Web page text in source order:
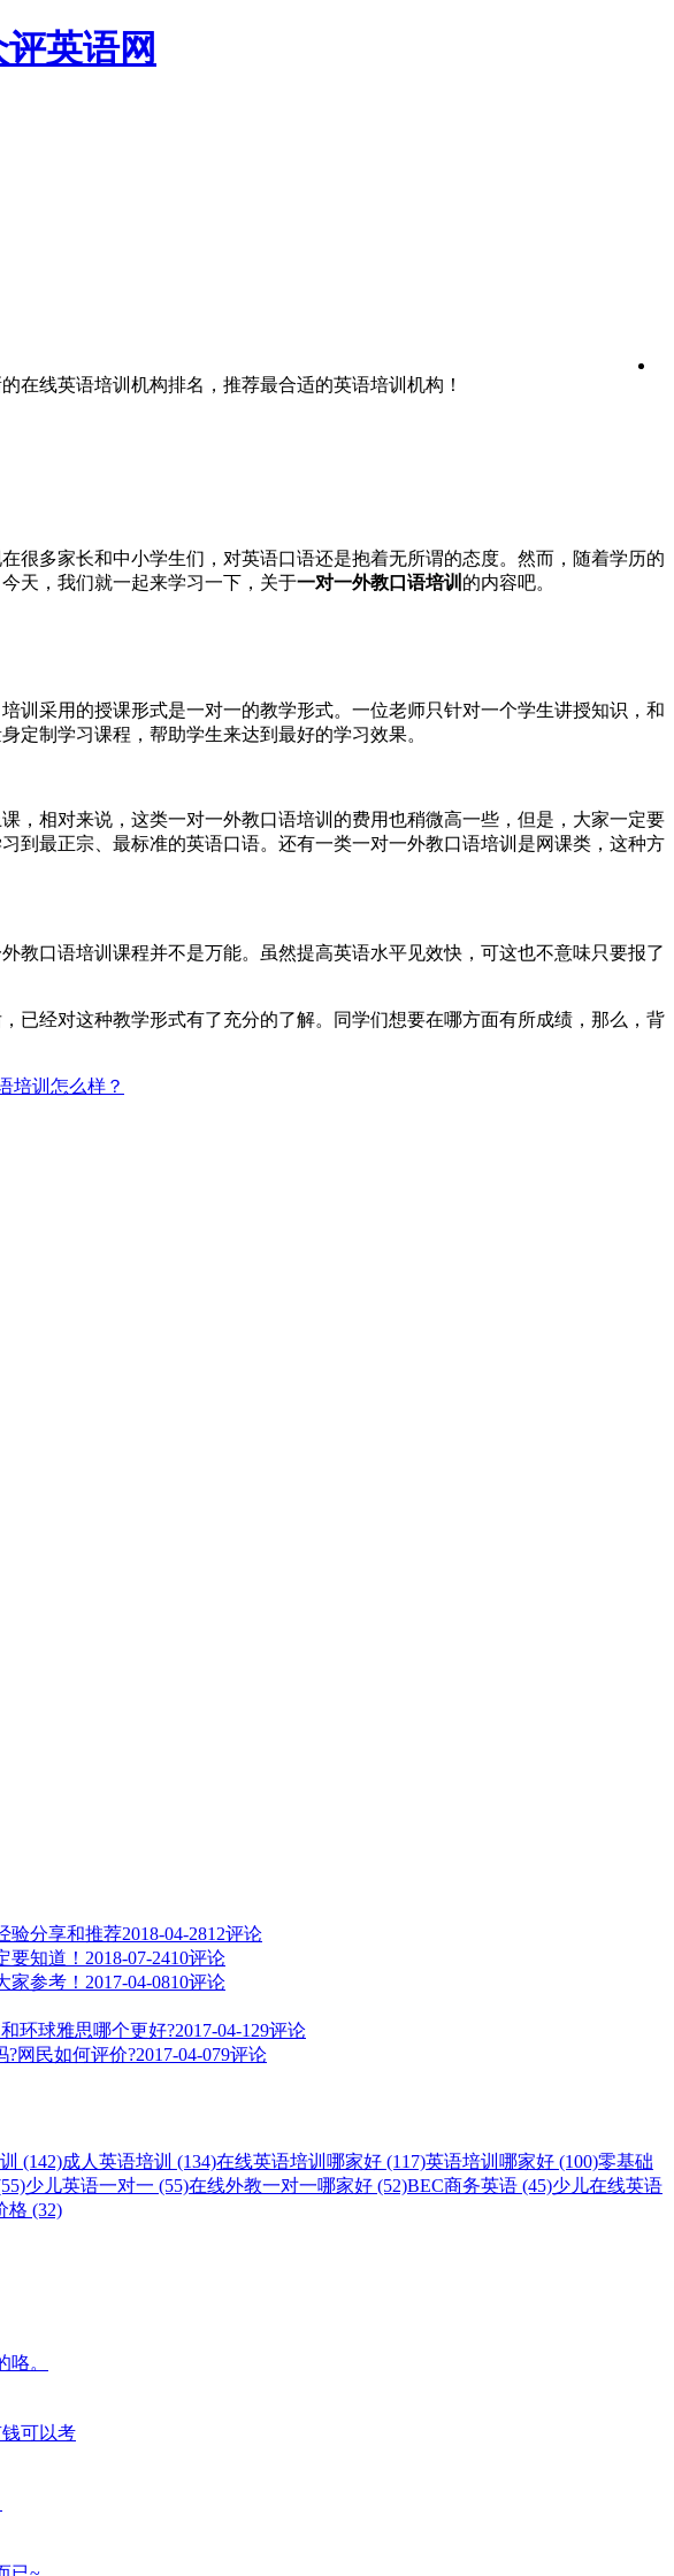
英语网
在线英语培训机构排名，推荐最合适的英语培训机构！
很多家长和中小学生们，对英语口语还是抱着无所谓的态度。然而，随着学历的
天，我们就一起来学习一下，关于一对一外教口语培训 的内容吧。
训采用的授课形式是一对一的教学形式。一位老师只针对一个学生讲授知识，和
定制学习课程，帮助学生来达到最好的学习效果。
，相对来说，这类一对一外教口语培训的费用也稍微高一些，但是，大家一定要
到最正宗、最标准的英语口语。还有一类一对一外教口语培训是网课类，这种方
教口语培训课程并不是万能。虽然提高英语水平见效快，可这也不意味只要报了
已经对这种教学形式有了充分的了解。同学们想要在哪方面有所成绩，那么，背
培训怎么样？
验分享和推荐2018-04-2812评论
要知道！ 2018-07-2410评论
家参考！ 2017-04-0810评论
环球雅思哪个更好?2017-04-129评论
?网民如何评价?2017-04-079评论
(142)成人英语培训 (134)在线英语培训哪家好 (117)英语培训哪家好 (100)零基础
少儿英语一对一 (55)在线外教一对一哪家好 (52)BEC商务英语 (45)少儿在线英语
格 (32)
。
可以考